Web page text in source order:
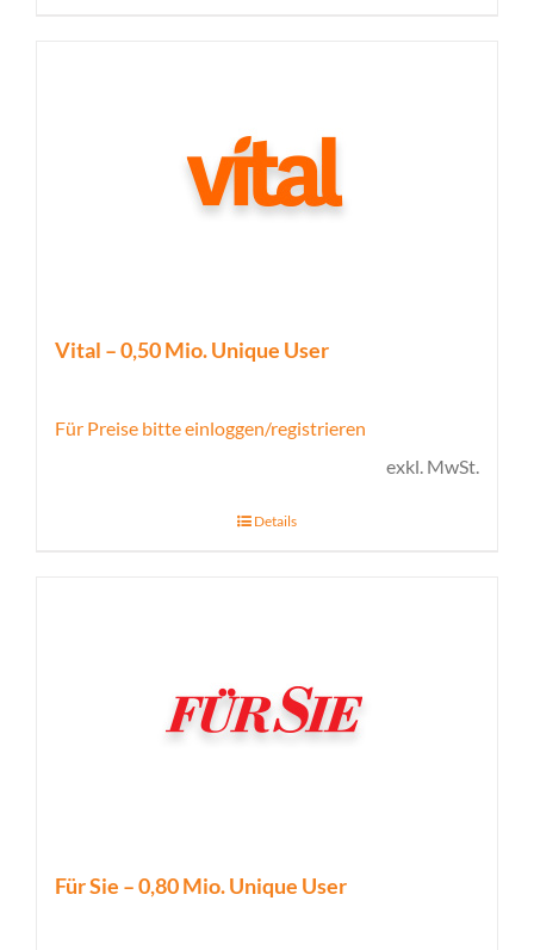
Vital – 0,50 Mio. Unique User
Für Preise bitte einloggen/registrieren
exkl. MwSt.
Details
Für Sie – 0,80 Mio. Unique User